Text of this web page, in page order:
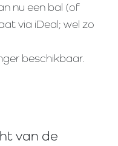
nu een bal (of
via iDeal; wel zo
beschikbaar.
van de